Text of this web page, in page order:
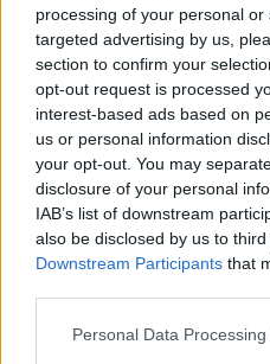
processing of your personal
targeted advertising by us,
section to confirm your
opt-out request is processed
interest-based ads based on
us or personal information
your opt-out. You may
disclosure of your personal
IAB’s list of downstream
also be disclosed by us to
Downstream Participants that
Personal Data
L
O T
O
F
O L L E
Palabras extra:
E
L L
O
E
L F
O
O
L E
O
O
T E
O
L
E